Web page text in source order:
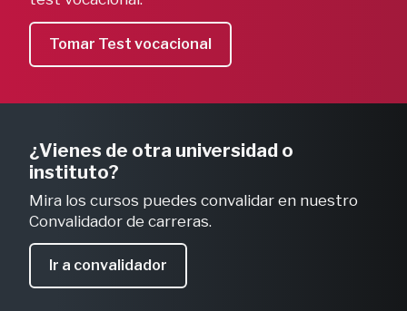
Tomar Test vocacional
¿Vienes de otra universidad o
instituto?
Mira los cursos puedes convalidar en nuestro
Convalidador de carreras.
Ir a convalidador